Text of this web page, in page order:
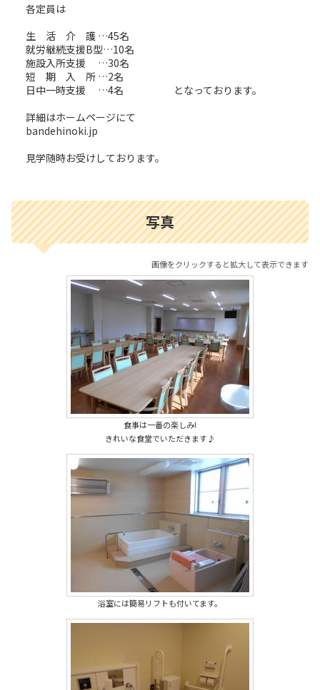
各定員は
生 活 介 護 …45名
就労継続支援B型…10名
施設入所支援 …30名
短 期 入 所 …2名
日中一時支援 …4名 となっております。
詳細はホームページにて
bandehinoki.jp
見学随時お受けしております。
写真
画像をクリックすると拡大して表示できます
食事は一番の楽しみ!
きれいな食堂でいただきます♪
浴室には簡易リフトも付いてます。